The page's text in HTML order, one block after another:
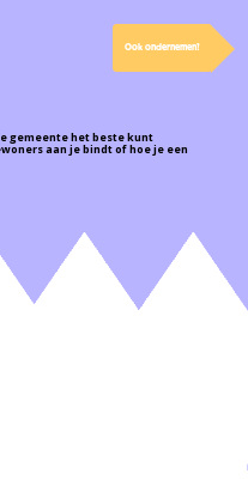
Ook ondernemen?
gemeente het beste kunt
aan je bindt of hoe je een